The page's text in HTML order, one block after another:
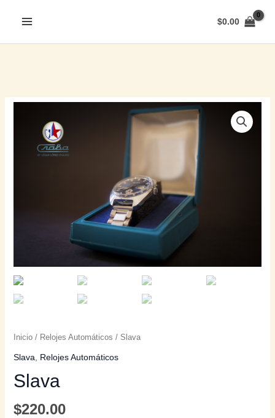
$0.00
Inicio/ Relojes Automáticos / Slava
Slava Relojes Automáticos
Slava
$220.00